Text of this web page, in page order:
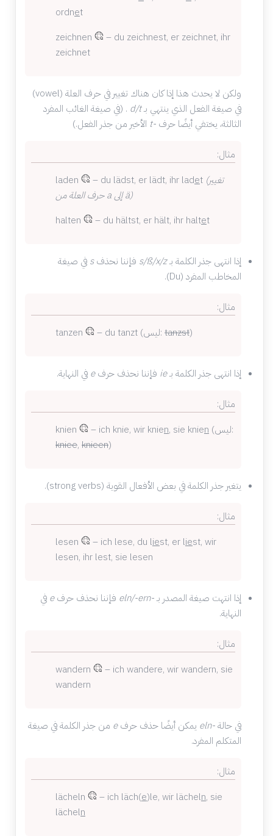
ordnet
zeichnen
zeichnet
ولكن لا يحدث هذا إذا كان هناك تغيير في حرف العلة ( vowel
)
في صيغة الفعل الذي ينتهي بـd/t . (في صيغة الغائب المفرد
الثالثة، يختفي أيضًا حرف -t الأخير من جذر الفعل.)
مثال:
laden
– du lädst, er lädt, ihr ladet (تغيير
حرف العلة من a إلى ä)
halten
– du hältst, er hält, ihr haltet
إذا انتهى جذر الكلمة بـs/ß/x/z
s في صيغة
المخاطب المفرد (Du).
مثال:
tanzen
– du tanzt (ليس: tanzst)
إذا انتهى جذر الكلمة بـie
e
مثال:
knien
– ich knie, wir knien, sie knien
(ليس:
kniee, knieen)
يتغير جذر الكلمة في بعض الأفعال القوية (strong verbs).
مثال:
lesen
– ich lese, du liest, er liest, wir
lesen, ihr lest, sie lesen
إذا انتهت صيغة المصدر بـ-eln/-ern
e في
النهاية.
مثال:
wandern
wandern
في حالة-eln
e من جذر الكلمة في صيغة
المتكلم المفرد.
مثال:
lächeln
– ich läch(e)le, wir lächeln, sie
lächeln